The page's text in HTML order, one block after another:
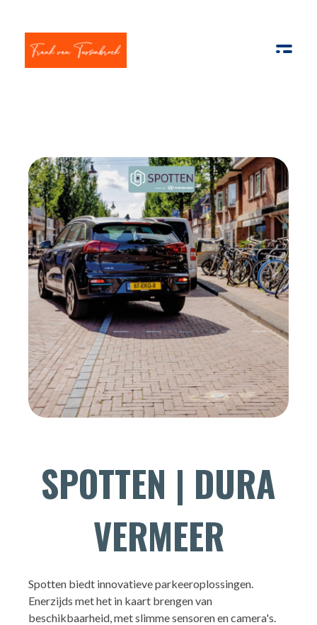
SPOTTEN | DURA
VERMEER
Spotten biedt innovatieve parkeeroplossingen.
Enerzijds met het in kaart brengen van
beschikbaarheid, met slimme sensoren en camera's.